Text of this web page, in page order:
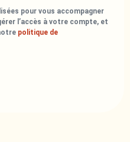
pour vous accompagner
l’accès à votre compte, et
politique de